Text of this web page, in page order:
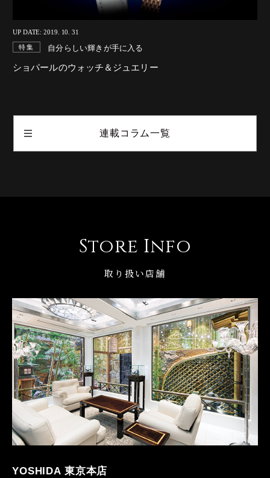
UP DATE: 2019. 10. 31
特集 自分らしい輝きが手に入る
ショパールのウォッチ＆ジュエリー
連載コラム一覧
Store Info
取り扱い店舗
YOSHIDA 東京本店